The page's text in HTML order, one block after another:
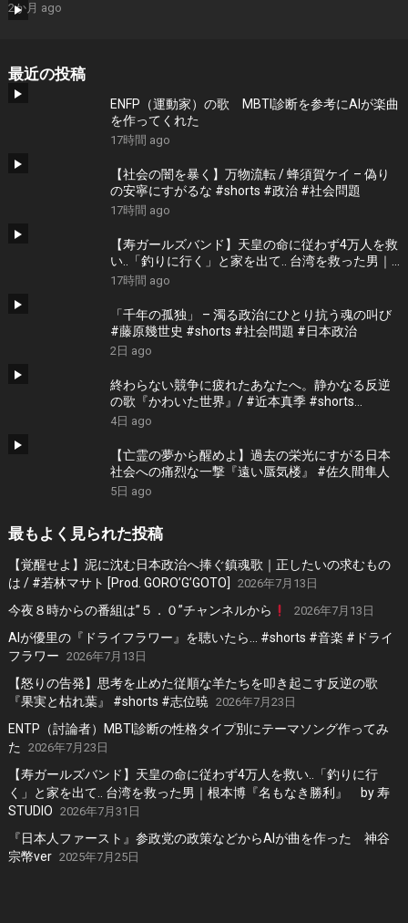
2か月 ago
最近の投稿
ENFP（運動家）の歌 MBTI診断を参考にAIが楽曲
を作ってくれた
17時間 ago
【社会の闇を暴く】万物流転 / 蜂須賀ケイ – 偽り
の安寧にすがるな #shorts #政治 #社会問題
17時間 ago
【寿ガールズバンド】天皇の命に従わず4万人を救
い..「釣りに行く」と家を出て.. 台湾を救った男｜
根本博『名もなき勝利』 by 寿STUDIO
17時間 ago
「千年の孤独」 – 濁る政治にひとり抗う魂の叫び
#藤原幾世史 #shorts #社会問題 #日本政治
2日 ago
終わらない競争に疲れたあなたへ。静かなる反逆
の歌『かわいた世界』/ #近本真季 #shorts
#music
4日 ago
【亡霊の夢から醒めよ】過去の栄光にすがる日本
社会への痛烈な一撃『遠い蜃気楼』 #佐久間隼人
5日 ago
最もよく見られた投稿
【覚醒せよ】泥に沈む日本政治へ捧ぐ鎮魂歌｜正したいの求むもの
は / #若林マサト [Prod. GORO’G’GOTO]
2026年7月13日
今夜８時からの番組は”５．０”チャンネルから 2026年7月13日
AIが優里の『ドライフラワー』を聴いたら… #shorts #音楽 #ドライ
フラワー 2026年7月13日
【怒りの告発】思考を止めた従順な羊たちを叩き起こす反逆の歌
『果実と枯れ葉』 #shorts #志位暁 2026年7月23日
ENTP（討論者）MBTI診断の性格タイプ別にテーマソング作ってみ
た
2026年7月23日
【寿ガールズバンド】天皇の命に従わず4万人を救い..「釣りに行
く」と家を出て.. 台湾を救った男｜根本博『名もなき勝利』 by 寿
STUDIO 2026年7月31日
『日本人ファースト』参政党の政策などからAIが曲を作った 神谷
宗幣ver 2025年7月25日